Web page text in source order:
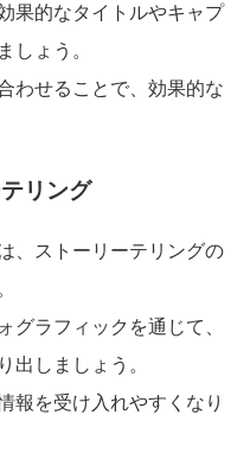
果的なタイトルやキャプ
しょう。
わせることで、効果的な
リング
、ストーリーテリングの
グラフィックを通じて、
出しましょう。
報を受け入れやすくなり